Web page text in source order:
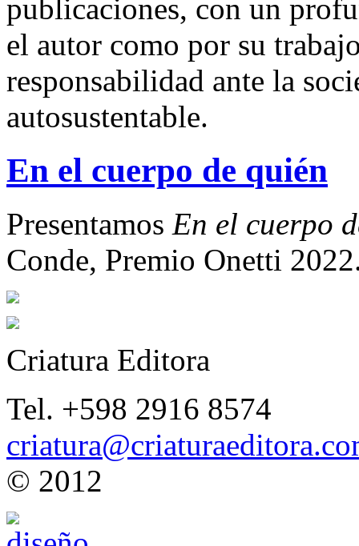
publicaciones, con un
el autor como por su
responsabilidad ante la
autosustentable.
En el cuerpo de quién
Presentamos En el cuerpo
Conde, Premio Onetti
Criatura Editora
Tel. +598 2916 8574
© 2012